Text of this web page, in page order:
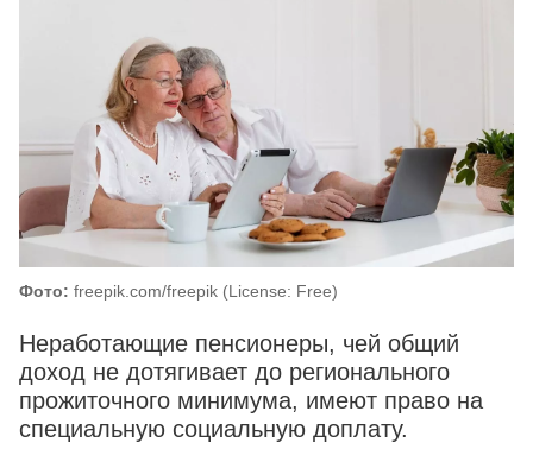
Фото: freepik.com/freepik (License: Free)
Неработающие пенсионеры, чей общий
доход не дотягивает до регионального
прожиточного минимума, имеют право на
специальную социальную доплату.